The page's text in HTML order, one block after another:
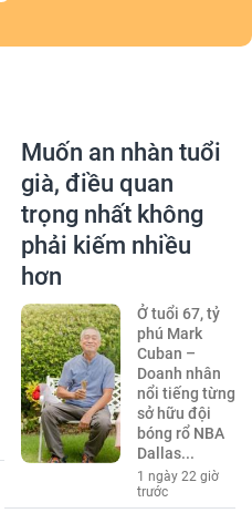
Muốn an nhàn tuổi
già, điều quan
trọng nhất không
phải kiếm nhiều
hơn
Ở tuổi 67, tỷ
phú Mark
Cuban –
Doanh nhân
nổi tiếng từng
sở hữu đội
bóng rổ NBA
Dallas...
1 ngày 22 giờ
trước